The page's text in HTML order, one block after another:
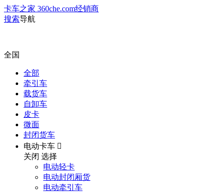
卡车之家 360che.com经销商
搜索导航
全国
全部
牵引车
载货车
自卸车
皮卡
微面
封闭货车
电动卡车 
关闭 选择
电动轻卡
电动封闭厢货
电动牵引车